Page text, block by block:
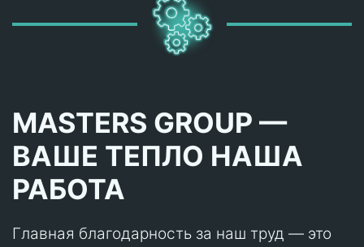
MASTERS GROUP —
ВАШЕ ТЕПЛО НАША
РАБОТА
Главная благодарность за наш труд — это